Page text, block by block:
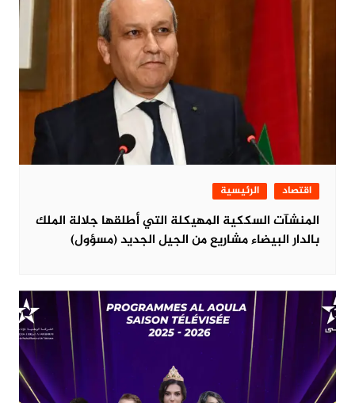
اقتصاد الرئيسية
المنشآت السككية المهيكلة التي أطلقها جلالة الملك
بالدار البيضاء مشاريع من الجيل الجديد (مسؤول)